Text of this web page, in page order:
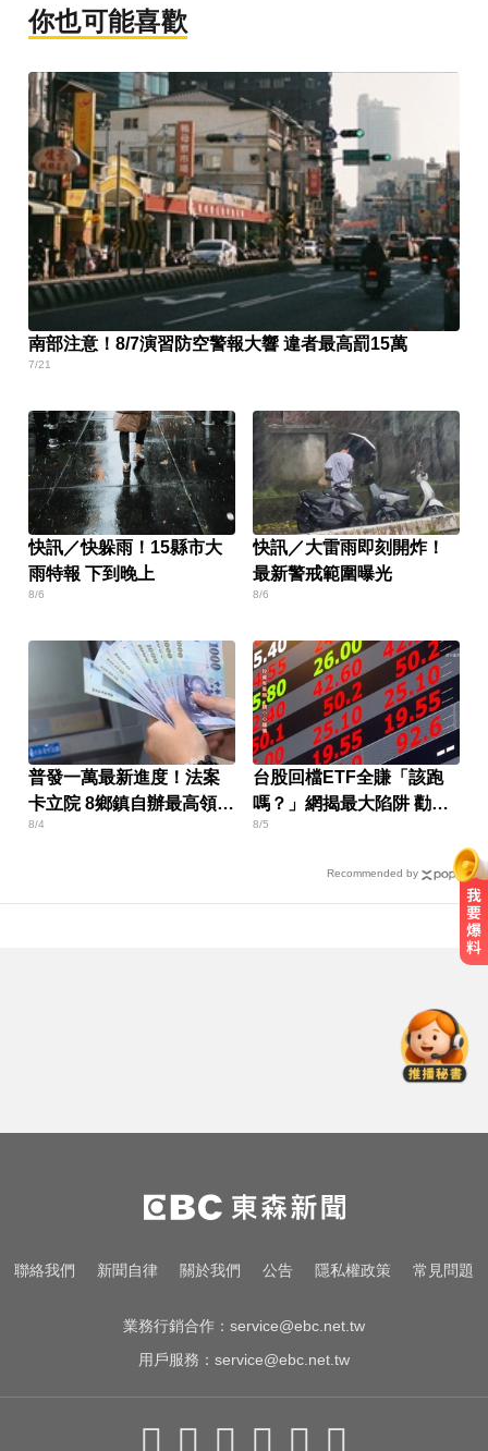
你也可能喜歡
南部注意！8/7演習防空警報大響 違者最高罰15萬
7/21
快訊／快躲雨！15縣市大
雨特報 下到晚上
8/6
快訊／大雷雨即刻開炸！
最新警戒範圍曝光
8/6
普發一萬最新進度！法案
卡立院 8鄉鎮自辦最高領1
萬
8/4
台股回檔ETF全賺「該跑
嗎？」網揭最大陷阱 勸調
節1類股
8/5
Recommended by
給水手終止4連勝
加拿大2飛機空中相撞！ 1人墜池塘
川普嗆伊朗若不開放荷莫茲海峽 將
聯絡我們 新聞自律 關於我們 公告 隱私權政策 常見問題
業務行銷合作： service@ebc.net.tw
用戶服務： service@ebc.net.tw